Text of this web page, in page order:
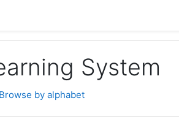
System
Browse by alphabet